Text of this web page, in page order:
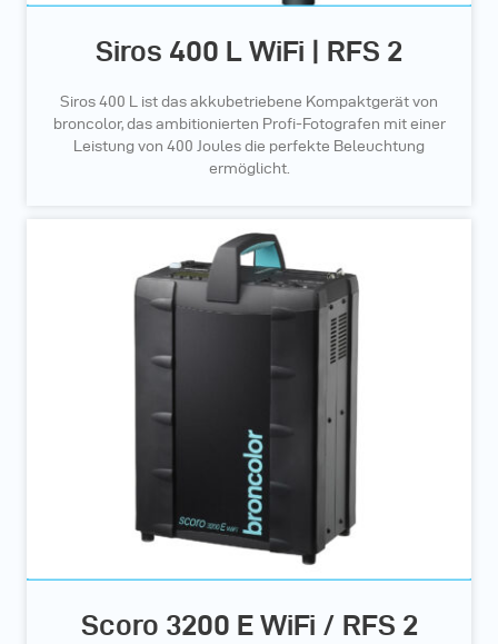
Siros 400 L WiFi | RFS 2
Siros 400 L ist das akkubetriebene Kompaktgerät von
broncolor, das ambitionierten Profi-Fotografen mit einer
Leistung von 400 Joules die perfekte Beleuchtung
ermöglicht.
Scoro 3200 E WiFi / RFS 2